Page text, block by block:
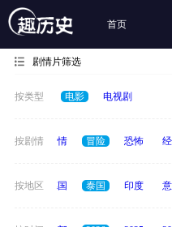
首页
剧情片筛选
按类型 电影 电视剧
按剧情
喜剧 爱情 冒险 恐怖
按地区
韩国 德国 泰国 印度